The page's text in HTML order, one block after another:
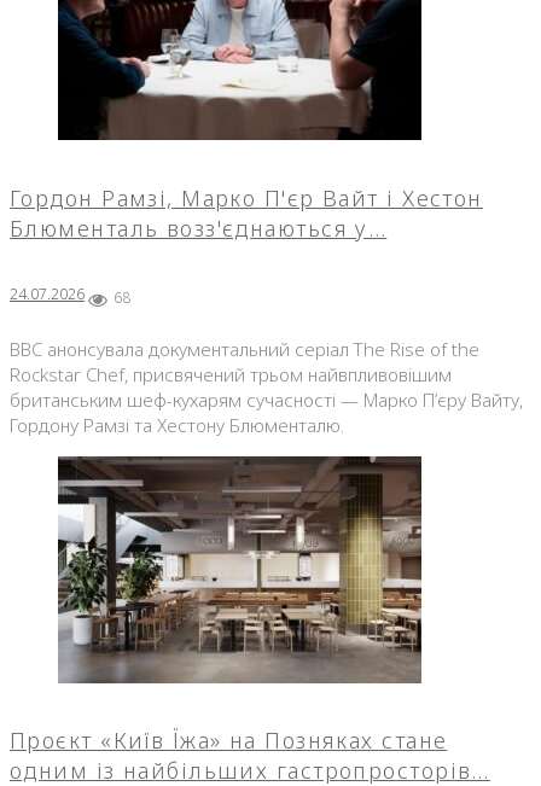
Гордон Рамзі, Марко П'єр Вайт і Хестон
Блюменталь возз'єднаються у…
24.07.2026 68
BBC анонсувала документальний серіал The Rise of the
Rockstar Chef, присвячений трьом найвпливовішим
британським шеф-кухарям сучасності — Марко П’єру Вайту,
Гордону Рамзі та Хестону Блюменталю.
Проєкт «Київ Їжа» на Позняках стане
одним із найбільших гастропросторів…